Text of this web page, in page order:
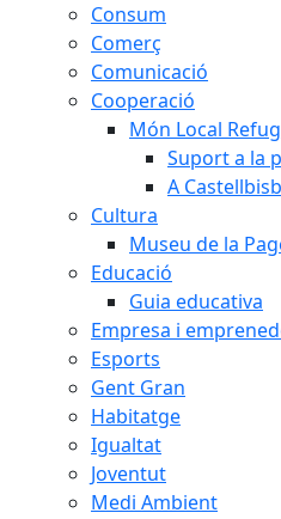
Consum
Comerç
Comunicació
Cooperació
Món Local
Suport a la
A
Cultura
Museu de la
Educació
Guia educativa
Empresa i
Esports
Gent Gran
Habitatge
Igualtat
Joventut
Medi Ambient